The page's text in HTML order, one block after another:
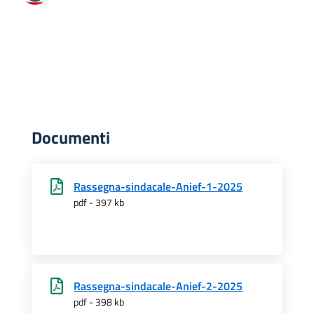
Documenti
Rassegna-sindacale-Anief-1-2025
pdf - 397 kb
Rassegna-sindacale-Anief-2-2025
pdf - 398 kb